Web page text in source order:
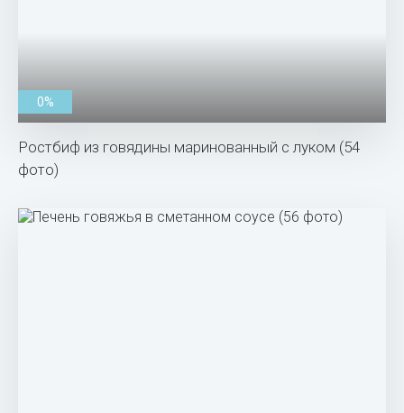
0%
Ростбиф из говядины маринованный с луком (54
фото)